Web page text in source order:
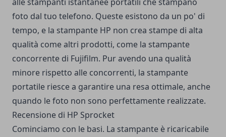
foto dal tuo telefono. Queste esistono da un po' di
tempo, e la stampante HP non crea stampe di alta
qualità come altri prodotti, come la stampante
concorrente di Fujifilm. Pur avendo una qualità
minore rispetto alle concorrenti, la stampante
portatile riesce a garantire una resa ottimale, anche
quando le foto non sono perfettamente realizzate.
Recensione di HP Sprocket
Cominciamo con le basi. La stampante è ricaricabile